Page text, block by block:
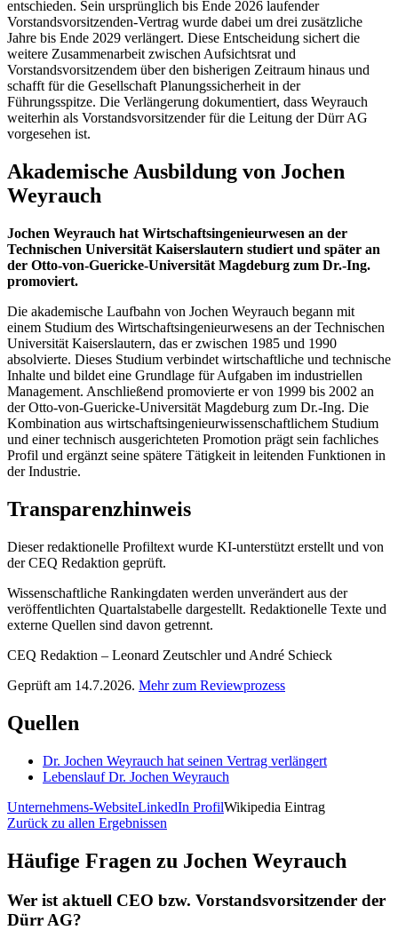
entschieden. Sein ursprünglich bis Ende 2026 laufender
Vorstandsvorsitzenden-Vertrag wurde dabei um drei zusätzliche
Jahre bis Ende 2029 verlängert. Diese Entscheidung sichert die
weitere Zusammenarbeit zwischen Aufsichtsrat und
Vorstandsvorsitzendem über den bisherigen Zeitraum hinaus und
schafft für die Gesellschaft Planungssicherheit in der
Führungsspitze. Die Verlängerung dokumentiert, dass Weyrauch
weiterhin als Vorstandsvorsitzender für die Leitung der Dürr AG
vorgesehen ist.
Akademische Ausbildung von Jochen
Weyrauch
Jochen Weyrauch hat Wirtschaftsingenieurwesen an der
Technischen Universität Kaiserslautern studiert und später an
der Otto-von-Guericke-Universität Magdeburg zum Dr.-Ing.
promoviert.
Die akademische Laufbahn von Jochen Weyrauch begann mit
einem Studium des Wirtschaftsingenieurwesens an der Technischen
Universität Kaiserslautern, das er zwischen 1985 und 1990
absolvierte. Dieses Studium verbindet wirtschaftliche und technische
Inhalte und bildet eine Grundlage für Aufgaben im industriellen
Management. Anschließend promovierte er von 1999 bis 2002 an
der Otto-von-Guericke-Universität Magdeburg zum Dr.-Ing. Die
Kombination aus wirtschaftsingenieurwissenschaftlichem Studium
und einer technisch ausgerichteten Promotion prägt sein fachliches
Profil und ergänzt seine spätere Tätigkeit in leitenden Funktionen in
der Industrie.
Transparenzhinweis
Dieser redaktionelle Profiltext wurde KI-unterstützt erstellt und von
der CEQ Redaktion geprüft.
Wissenschaftliche Rankingdaten werden unverändert aus der
veröffentlichten Quartalstabelle dargestellt. Redaktionelle Texte und
externe Quellen sind davon getrennt.
CEQ Redaktion – Leonard Zeutschler und André Schieck
Geprüft am 14.7.2026. Mehr zum Reviewprozess
Quellen
Dr. Jochen Weyrauch hat seinen Vertrag verlängert
Lebenslauf Dr. Jochen Weyrauch
Unternehmens-WebsiteLinkedIn ProfilWikipedia Eintrag
Zurück zu allen Ergebnissen
Häufige Fragen zu Jochen Weyrauch
Wer ist aktuell CEO bzw. Vorstandsvorsitzender der
Dürr AG?